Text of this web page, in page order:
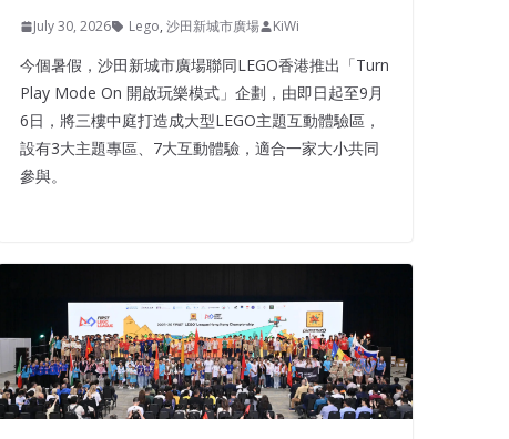
July 30, 2026 Lego, 沙田新城市廣場 KiWi
今個暑假，沙田新城市廣場聯同LEGO香港推出「Turn
Play Mode On 開啟玩樂模式」企劃，由即日起至9月
6日，將三樓中庭打造成大型LEGO主題互動體驗區，
設有3大主題專區、7大互動體驗，適合一家大小共同
參與。